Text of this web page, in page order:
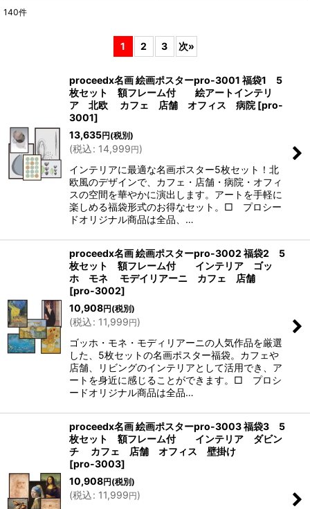
140件
1 2 3 次»
proceedx名画 絵画ポスターpro-3001 福袋1 5
枚セット 額フレーム付 絵アートインテリ
ア 北欧 カフェ 店舗 オフィス 病院 [pro-
3001]
13,635円(税別)
(税込: 14,999円)
インテリアに最適な名画ポスター5枚セット！北
欧風のデザインで、カフェ・店舗・病院・オフィ
スの空間を華やかに演出します。アートを手軽に
楽しめる福袋形式のお得なセット。□ プロシー
ドオリジナル商品は全品、…
proceedx名画 絵画ポスターpro-3002 福袋2 5
枚セット 額フレーム付 インテリア ゴッ
ホ モネ モデイリアーニ カフェ 店舗
[pro-3002]
10,908円(税別)
(税込: 11,999円)
ゴッホ・モネ・モディリアーニの人気作品を厳選
した、5枚セットの名画ポスター福袋。カフェや
店舗、リビングのインテリアとして活用でき、ア
ートを身近に感じることができます。□ プロシ
ードオリジナル商品は全品…
proceedx名画 絵画ポスターpro-3003 福袋3 5
枚セット 額フレーム付 インテリア ダビン
チ カフェ 店舗 オフィス 壁掛け
[pro-3003]
10,908円(税別)
(税込: 11,999円)